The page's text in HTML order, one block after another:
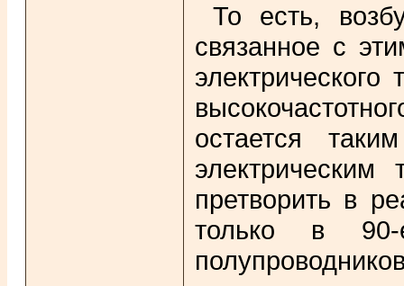
То есть,
связанное с
остается
претворить в
только в 90-